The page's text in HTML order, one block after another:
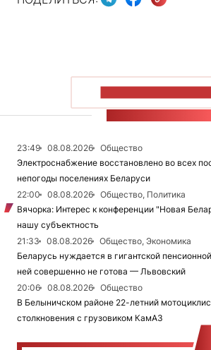
23:49 08.08.2026
Общество
Электроснабжение восстановлено во всех
непогоды поселениях Беларуси
22:00
08.08.2026
Общество, Политика
Вячорка: Интерес к конференции "Новая
нашу субъектность
21:33
08.08.2026
Общество, Экономика
Беларусь нуждается в гигантской
ней совершенно не готова — Львовский
20:06
08.08.2026
Общество
В Белыничском районе 22-летний
столкновения с грузовиком КамАЗ